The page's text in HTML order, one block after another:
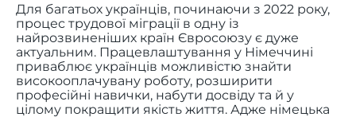
Для багатьох українців, починаючи з 2022 року,
процес трудової міграції в одну із
найрозвиненіших країн Євросоюзу є дуже
актуальним. Працевлаштування у Німеччині
приваблює українців можливістю знайти
високооплачувану роботу, розширити
професійні навички, набути досвіду та й у
цілому покращити якість життя. Адже німецька